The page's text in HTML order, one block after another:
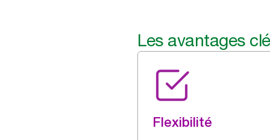
Les avantages
Flexibilité